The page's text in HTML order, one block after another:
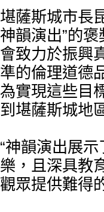
堪薩斯城市長
神韻演出”的
會致力於振興
準的倫理道德
為實現這些目
到堪薩斯城地
“神韻演出展
樂，且深具教
觀眾提供難得